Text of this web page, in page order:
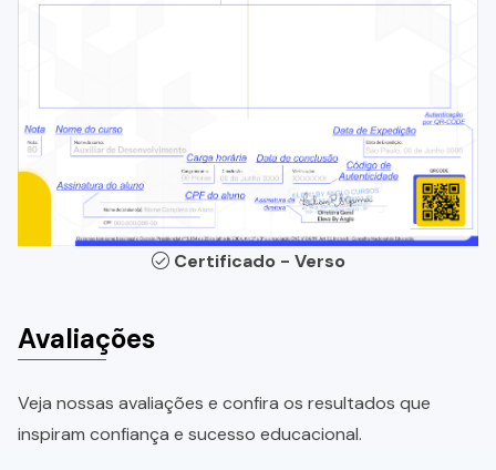
Certificado - Verso
Avaliações
Veja nossas avaliações e confira os resultados que
inspiram confiança e sucesso educacional.